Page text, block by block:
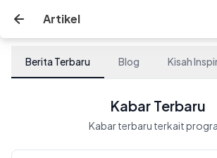
Artikel
Berita Terbaru Blog Kisah
Kabar Terbaru
Kabar terbaru terkait